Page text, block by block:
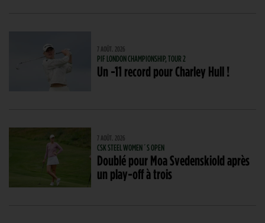
7 AOÛT. 2026
PIF LONDON CHAMPIONSHIP, TOUR 2
Un -11 record pour Charley Hull !
7 AOÛT. 2026
CSK STEEL WOMEN´S OPEN
Doublé pour Moa Svedenskiold après
un play-off à trois